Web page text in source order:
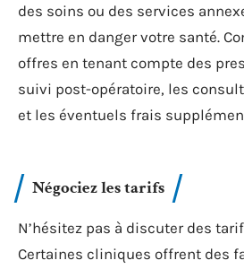
des soins ou des services
mettre en danger votre santé.
offres en tenant compte des
suivi post-opératoire, les
et les éventuels frais
Négociez les tarifs
N’hésitez pas à discuter des
Certaines cliniques offrent des